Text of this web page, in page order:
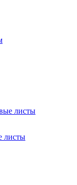
листы
листы